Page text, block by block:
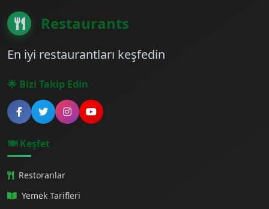
Restaurants
En iyi restaurantları keşfedin
🌟 Bizi Takip Edin
🍽️ Keşfet
Restoranlar
Yemek Tarifleri